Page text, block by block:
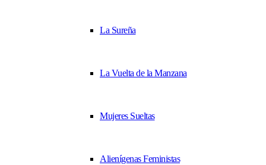
La Sureña
La Vuelta de la Manzana
Mujeres Sueltas
Alienígenas Feministas